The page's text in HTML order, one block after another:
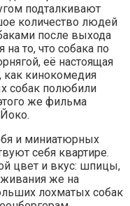
подталкивают
количество людей
после выхода
то, что собака по
её настоящая
как кинокомедия
собак полюбили
же фильма
и миниатюрных
себя квартире.
цвет и вкус: шпицы,
же на
лохматых собак